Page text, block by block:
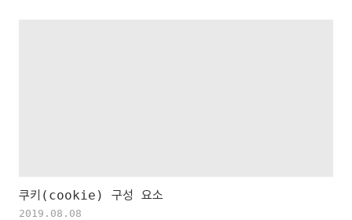
쿠키(cookie) 구성 요소
2019.08.08